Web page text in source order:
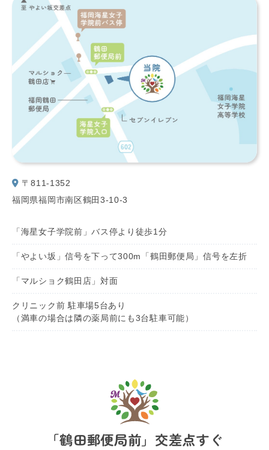
〒811-1352
福岡県福岡市南区鶴田3-10-3
「海星女子学院前」バス停より徒歩1分
「やよい坂」信号を下って300m「鶴田郵便局」信号を左折
「マルショク鶴田店」対面
クリニック前 駐車場5台あり
（満車の場合は隣の薬局前にも3台駐車可能）
「鶴田郵便局前」交差点すぐ